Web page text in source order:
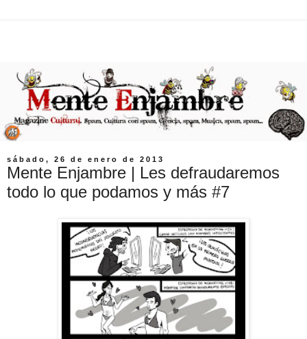
sábado, 26 de enero de 2013
Mente Enjambre | Les defraudaremos
todo lo que podamos y más #7